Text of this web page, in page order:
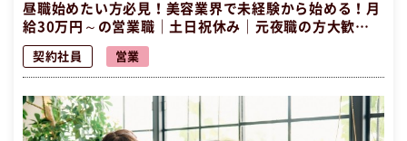
昼職始めたい方必見！美容業界で未経験から始める！月
給30万円～の営業職｜土日祝休み｜元夜職の方大歓
迎！！
契約社員 営業